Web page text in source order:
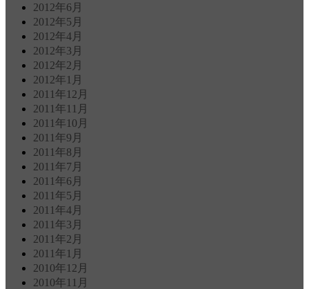
2012年6月
2012年5月
2012年4月
2012年3月
2012年2月
2012年1月
2011年12月
2011年11月
2011年10月
2011年9月
2011年8月
2011年7月
2011年6月
2011年5月
2011年4月
2011年3月
2011年2月
2011年1月
2010年12月
2010年11月